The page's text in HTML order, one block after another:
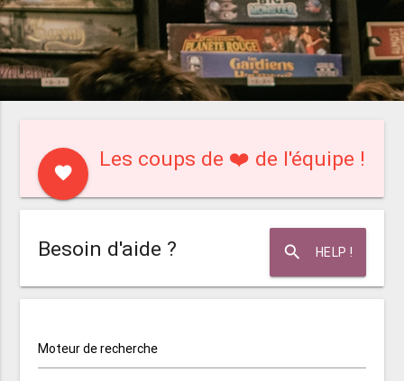
favorite
Les coups de ❤️ de l'équipe !
search HELP !
Besoin d'aide ?
Moteur de recherche